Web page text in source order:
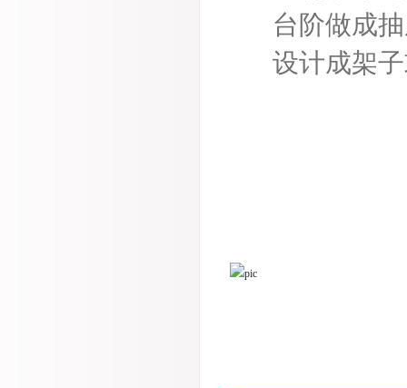
台阶做成
设计成架